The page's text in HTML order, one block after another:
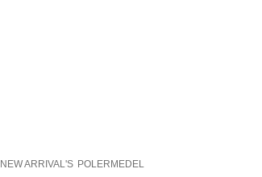
NEW ARRIVAL'S POLERMEDEL